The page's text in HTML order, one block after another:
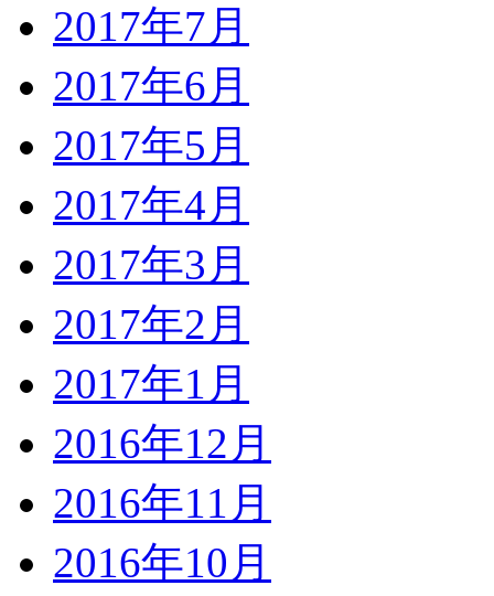
2017年7月
2017年6月
2017年5月
2017年4月
2017年3月
2017年2月
2017年1月
2016年12月
2016年11月
2016年10月